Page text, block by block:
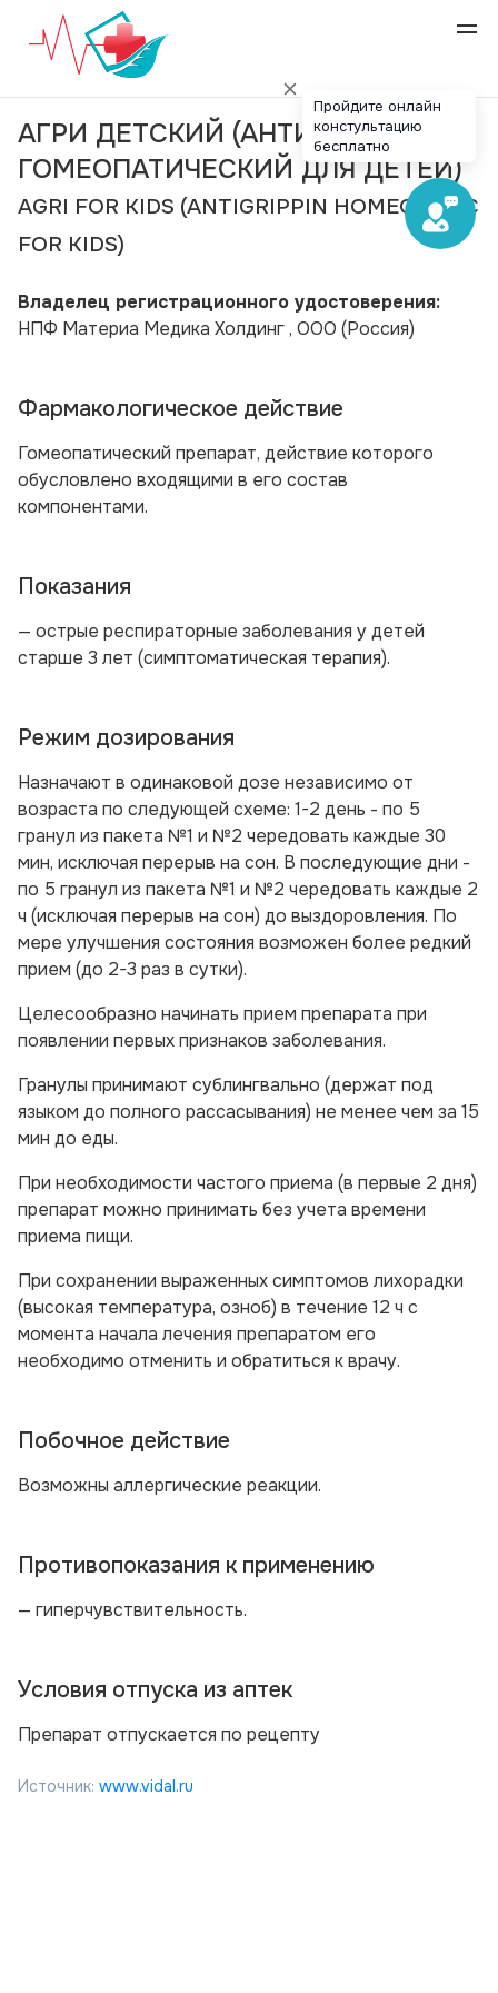
АГРИ ДЕТСКИЙ (АНТИГРИППИН
ГОМЕОПАТИЧЕСКИЙ ДЛЯ ДЕТЕЙ)
AGRI FOR KIDS (ANTIGRIPPIN HOMEOPATIC
FOR KIDS)
Владелец регистрационного удостоверения:
НПФ Материа Медика Холдинг , ООО (Россия)
Фармакологическое действие
Гомеопатический препарат, действие которого
обусловлено входящими в его состав
компонентами.
Показания
— острые респираторные заболевания у детей
старше 3 лет (симптоматическая терапия).
Режим дозирования
Назначают в одинаковой дозе независимо от
возраста по следующей схеме: 1-2 день - по 5
гранул из пакета №1 и №2 чередовать каждые 30
мин, исключая перерыв на сон. В последующие дни -
по 5 гранул из пакета №1 и №2 чередовать каждые 2
ч (исключая перерыв на сон) до выздоровления. По
мере улучшения состояния возможен более редкий
прием (до 2-3 раз в сутки).
Целесообразно начинать прием препарата при
появлении первых признаков заболевания.
Гранулы принимают сублингвально (держат под
языком до полного рассасывания) не менее чем за 15
мин до еды.
При необходимости частого приема (в первые 2 дня)
препарат можно принимать без учета времени
приема пищи.
При сохранении выраженных симптомов лихорадки
(высокая температура, озноб) в течение 12 ч с
момента начала лечения препаратом его
необходимо отменить и обратиться к врачу.
Побочное действие
Возможны аллергические реакции.
Противопоказания к применению
— гиперчувствительность.
Условия отпуска из аптек
Препарат отпускается по рецепту
Источник: www.vidal.ru
Пройдите онлайн
констультацию
бесплатно